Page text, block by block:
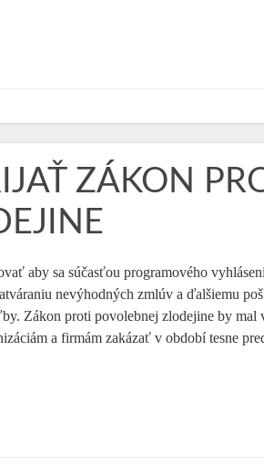
ZÁKON
aby sa súčasťou programového
nevýhodných zmlúv a ďalšiemu
Zákon proti povolebnej zlodejine by mal
a firmám zakázať v období tesne